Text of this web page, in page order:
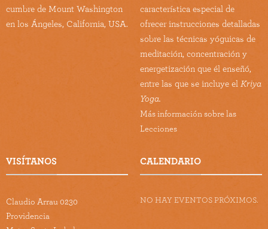
cumbre de Mount Washington
en los Ángeles, California, USA.
característica especial de
ofrecer instrucciones detalladas
sobre las técnicas yóguicas de
meditación, concentración y
energetización que él enseñó,
entre las que se incluye el Kriya
Yoga.
Más información sobre las
Lecciones
VISÍTANOS
Claudio Arrau 0230
Providencia
CALENDARIO
NO HAY EVENTOS PRÓXIMOS.